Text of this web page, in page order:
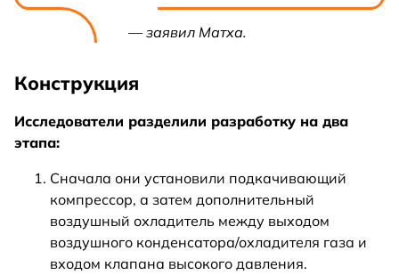
— заявил Матха.
Конструкция
Исследователи разделили разработку на два
этапа:
Сначала они установили подкачивающий
компрессор, а затем дополнительный
воздушный охладитель между выходом
воздушного конденсатора/охладителя газа и
входом клапана высокого давления.